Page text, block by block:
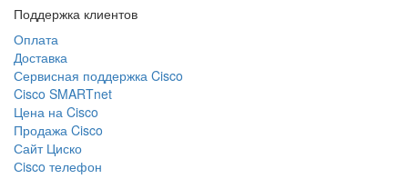
Поддержка клиентов
Оплата
Доставка
Сервисная поддержка Cisco
Cisco SMARTnet
Цена на Cisco
Продажа Cisco
Сайт Циско
Сisco телефон